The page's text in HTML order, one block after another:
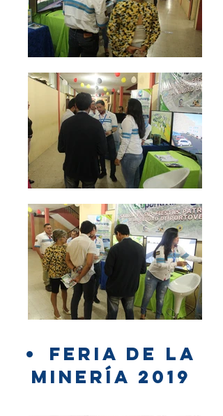
FERIA DE LA
MINERÍA 2019